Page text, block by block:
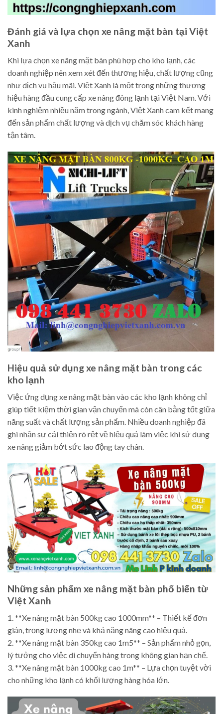
Đánh giá và lựa chọn xe nâng mặt bàn tại Việt
Xanh
Khi lựa chọn xe nâng mặt bàn phù hợp cho kho lạnh, các
doanh nghiệp nên xem xét đến thương hiệu, chất lượng cũng
như dịch vụ hậu mãi. Việt Xanh là một trong những thương
hiệu hàng đầu cung cấp xe nâng đông lạnh tại Việt Nam. Với
kinh nghiệm nhiều năm trong ngành, Việt Xanh cam kết mang
đến sản phẩm chất lượng và dịch vụ chăm sóc khách hàng
tận tâm.
Hiệu quả sử dụng xe nâng mặt bàn trong các
kho lạnh
Việc ứng dụng xe nâng mặt bàn vào các kho lạnh không chỉ
giúp tiết kiệm thời gian vận chuyển mà còn cân bằng tốt giữa
năng suất và chất lượng sản phẩm. Nhiều doanh nghiệp đã
ghi nhận sự cải thiện rõ rệt về hiệu quả làm việc khi sử dụng
xe nâng giảm bớt sức lao động tay chân.
Những sản phẩm xe nâng mặt bàn phổ biến từ
Việt Xanh
1. **Xe nâng mặt bàn 500kg cao 1000mm** – Thiết kế đơn
giản, trọng lượng nhẹ và khả năng nâng cao hiệu quả.
2. **Xe nâng mặt bàn 350kg cao 1m5** – Sản phẩm nhỏ gọn,
lý tưởng cho việc di chuyển hàng trong không gian hạn chế.
3. **Xe nâng mặt bàn 1000kg cao 1m** – Lựa chọn tuyệt vời
cho những kho lạnh có khối lượng hàng hóa lớn.